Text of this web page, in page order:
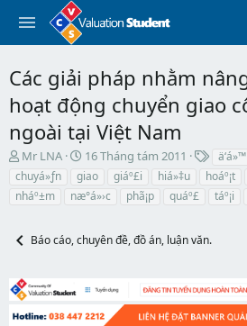
Các giải pháp nhằm
hoạt động chuyển giao
ngoài tại Việt Nam
T
h
r
e
d
a
r
t
Mr LNA
N
g
y
ắ
ầ
16 Tháng tám 2011
h
chuyá»ƒn
giao giáº£i hiá»‡u hoáº¡t
nháº±m
næ°á»›c phã¡p quáº£ táº¡i
Báo cáo, chuyên đề, đồ án, luận văn.